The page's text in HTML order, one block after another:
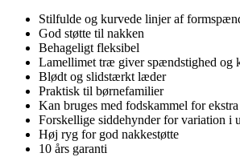
Stilfulde og kurvede linjer af
God støtte til nakken
Behageligt fleksibel
Lamellimet træ giver spændstighed og
Blødt og slidstærkt læder
Praktisk til børnefamilier
Kan bruges med fodskammel for
Forskellige siddehynder for variation i
Høj ryg for god nakkestøtte
10 års garanti